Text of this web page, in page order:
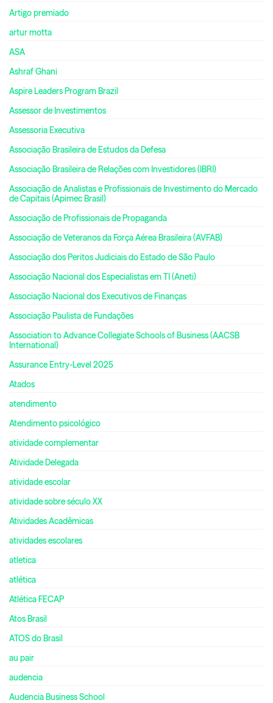
Artigo premiado
artur motta
ASA
Ashraf Ghani
Aspire Leaders Program Brazil
Assessor de Investimentos
Assessoria Executiva
Associação Brasileira de Estudos da Defesa
Associação Brasileira de Relações com Investidores (IBRI)
Associação de Analistas e Profissionais de Investimento do Mercado
de Capitais (Apimec Brasil)
Associação de Profissionais de Propaganda
Associação de Veteranos da Força Aérea Brasileira (AVFAB)
Associação dos Peritos Judiciais do Estado de São Paulo
Associação Nacional dos Especialistas em TI (Aneti)
Associação Nacional dos Executivos de Finanças
Associação Paulista de Fundações
Association to Advance Collegiate Schools of Business (AACSB
International)
Assurance Entry-Level 2025
Atados
atendimento
Atendimento psicológico
atividade complementar
Atividade Delegada
atividade escolar
atividade sobre século XX
Atividades Acadêmicas
atividades escolares
atletica
atlética
Atlética FECAP
Atos Brasil
ATOS do Brasil
au pair
audencia
Audencia Business School